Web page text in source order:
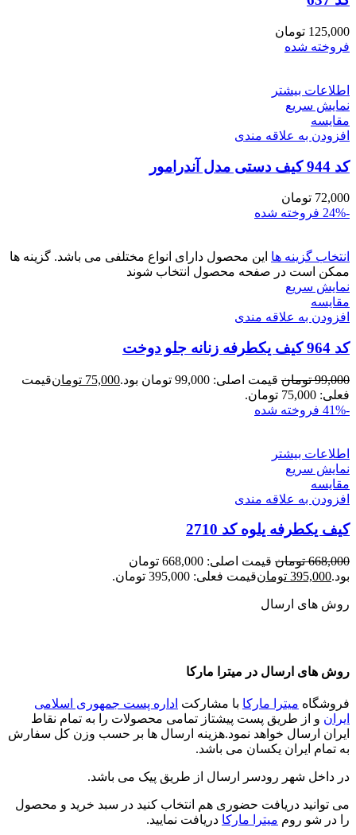
125,000 تومان
فروخته شده
اطلاعات بیشتر
نمایش سریع
مقايسه
افزودن به علاقه مندی
کد 944 کیف دستی مدل آندرامور
72,000 تومان
-24%
فروخته شده
انتخاب گزینه ها این محصول دارای انواع مختلفی می باشد. گزینه ها
ممکن است در صفحه محصول انتخاب شوند
نمایش سریع
مقايسه
افزودن به علاقه مندی
کد 964 کیف یکطرفه زنانه جلو دوخت
99,000 تومان قیمت اصلی: 99,000 تومان بود. 75,000 تومانقیمت
فعلی: 75,000 تومان.
-41%
فروخته شده
اطلاعات بیشتر
نمایش سریع
مقايسه
افزودن به علاقه مندی
کیف یکطرفه یلوه کد 2710
668,000 تومان
قیمت اصلی: 668,000 تومان
بود.395,000 تومانقیمت فعلی: 395,000 تومان.
روش های ارسال
روش های ارسال در میترا مارکا
فروشگاه میترا مارکا با مشارکت اداره پست جمهوری اسلامی
ایران و از طریق پست پیشتاز تمامی محصولات را به تمام نقاط
ایران ارسال خواهد نمود.هزینه ارسال ها بر حسب وزن کل سفارش
به تمام ایران یکسان می باشد.
در داخل شهر رودسر ارسال از طریق پیک می باشد.
می توانید دریافت حضوری هم انتخاب کنید در سبد خرید و محصول
را در شو روم میترا مارکا دریافت نمایید.